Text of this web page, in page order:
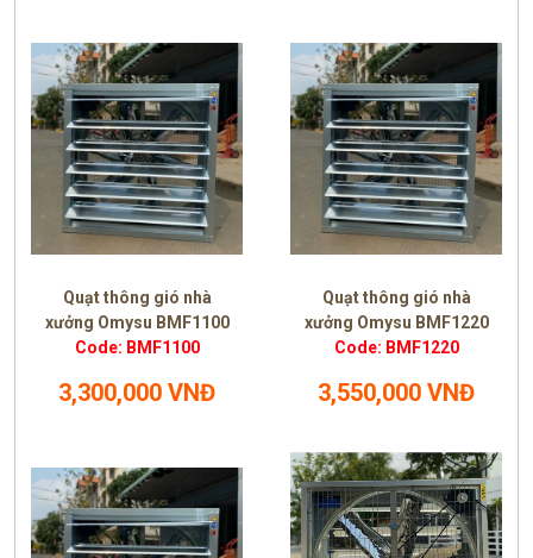
Quạt thông gió nhà
xưởng Omysu BMF1100
Code: BMF1100
3,300,000 VNĐ
Quạt thông gió nhà
xưởng Omysu BMF1220
Code: BMF1220
3,550,000 VNĐ